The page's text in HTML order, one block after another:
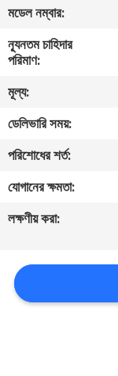
কারখানা
ভ্রমণ
মান
নিয়ন্ত্রণ
যোগাযোগ
করুন
খবর
মডেল নম্বার:
ন্যূনতম চাহিদার
পরিমাণ:
মূল্য:
ডেলিভারি সময়:
পরিশোধের শর্ত:
যোগানের ক্ষমতা:
লক্ষণীয় করা: